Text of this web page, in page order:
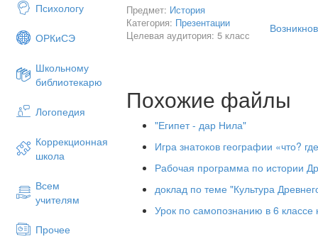
Психологу
ОРКиСЭ
Школьному
библиотекарю
Логопедия
Коррекционная
школа
Всем
учителям
Прочее
ПЛАН УРОКА
ВЕРХНИЙ И НИЖНИЙ ЕГИПЕТ
Предмет: История
Категория: Презентации
Целевая аудитория: 5 класс
Похожие файлы
"Египет - дар Нила"
Игра знатоков географии «что?
Рабочая программа по истории
доклад по теме "Культура
Урок по самопознанию в 6